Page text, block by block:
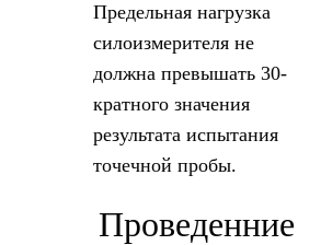
Предельная нагрузка
силоизмерителя не
должна превышать 30-
кратного значения
результата испытания
точечной пробы.
Проведенние